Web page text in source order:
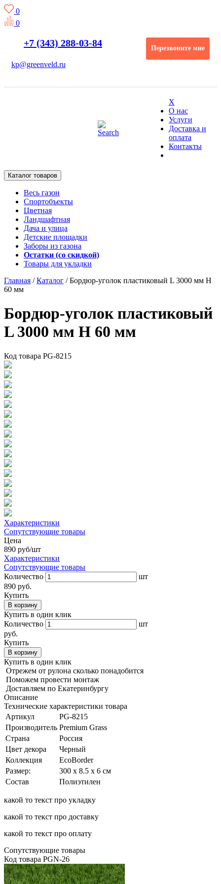
0
0
+7 (343) 288-03-84
kp@greenveld.ru
Перезвоните мне
X
О нас
Услуги
Доставка и
оплата
Контакты
Каталог товаров
Весь газон
Спортобъекты
Цветная
Ландшафтная
Дача и улица
Детские площадки
Заборы из газона
Остатки (со скидкой)
Товары для укладки
Главная /Каталог /Бордюр-уголок пластиковый L 3000 мм H
60 мм
Бордюр-уголок пластиковый
L 3000 мм H 60 мм
Код товара PG-8215
Характеристики
Сопутствующие товары
Цена
890 руб/шт
Характеристики
Сопутствующие товары
Количество
шт
890 руб.
Купить
В корзину
Купить в один клик
Количество
шт
руб.
Купить
В корзину
Купить в один клик
Отрежем от рулона сколько понадобится
Поможем провести монтаж
Доставляем по Екатеринбургу
Описание
Технические характеристики товара
Артикул
PG-8215
Производитель Premium Grass
Страна
Россия
Цвет декора
Черный
Коллекция
EcoBorder
Размер:
300 х 8.5 х 6 см
Состав
Полиэтилен
какой то текст про укладку
какой то текст про доставку
какой то текст про оплату
Сопутствующие товары
Код товара PGN-26